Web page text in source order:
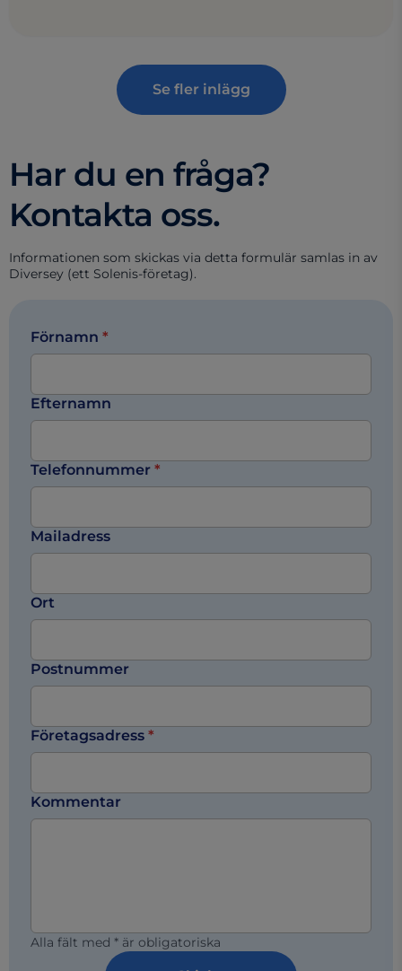
Se fler inlägg
Har du en fråga?
Kontakta oss.
Informationen som skickas via detta formulär samlas in av
Diversey (ett Solenis-företag).
Förnamn *
Efternamn
Telefonnummer *
Mailadress
Ort
Postnummer
Företagsadress *
Kommentar
Alla fält med * är obligatoriska